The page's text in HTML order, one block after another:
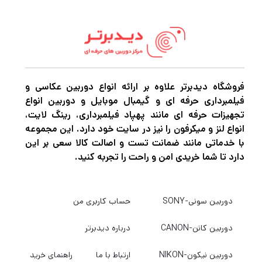
می دهد. یک دیافراگم 9 تیغه گرد با کمک به
ایجاد بوکه صاف، کیفیت تصویر را بهبود می
حرارتی پایدار ساخته شده است. علاوه بر این، یک
هود لنز داخلی به محافظت از عنصر جلو و
همچنین جلوگیری از ایجاد نور سرگردان از ایجاد
جرقه کمک می کند.
فعالیت هستید قطعاً برای این که بتوانید عکس
های حرفه ای و بی نظیر خلق کنید و بهترین نوع
فیلمبرداری را تجربه کنید نیاز به دوربین‌های
فروشگاه دیدبرتر علاوه بر ارائه انواع دوربین عکاسی و
فیلمبرداری حرفه ای و گیمبال موبایل و دوربین انواع
تجهیزات حرفه ای مانند پهپاد فیلمبرداری، رینگ لایت،
انواع لنز و میکرفون را نیز در سایت خود دارد. این مجموعه
با خدماتی مانند ضمانت تست و اصالت کالا سعی بر این
دارد تا شما خریدی امن و راحت را تجربه کنید.
دوربین سونی-SONY
دوربین کانن-CANON
دوربین نیکون-NIKON
حساب کاربری من
درباره دیدبرتر
ارتباط با ما راهنمای خرید